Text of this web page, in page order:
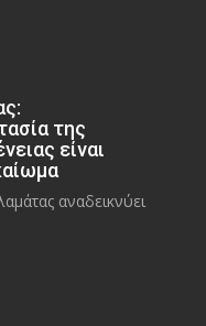
της
είναι
αναδεικνύει